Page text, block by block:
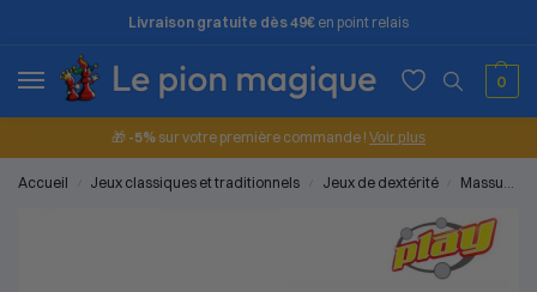
Livraison gratuite dès 49€ en point relais
0
🎁 -5% sur votre première commande ! Voir plus
Accueil Jeux classiques et traditionnels Jeux de dextérité Massues